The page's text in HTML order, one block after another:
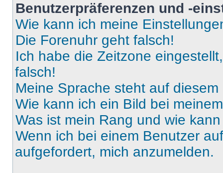
Benutzerpräferenzen und -
Wie kann ich meine
Die Forenuhr geht falsch!
Ich habe die Zeitzone
falsch!
Meine Sprache steht auf
Wie kann ich ein Bild bei
Was ist mein Rang und wie
Wenn ich bei einem Benutzer
aufgefordert, mich anzumelden.